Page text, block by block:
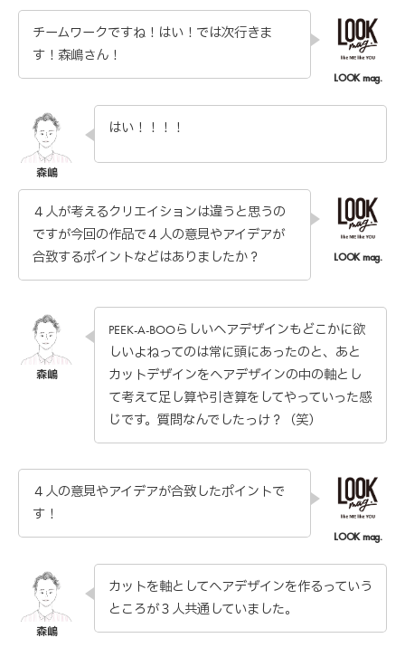
チームワークですね！はい！では次行きま
す！森嶋さん！
はい！！！！
４人が考えるクリエイションは違うと思うの
ですが今回の作品で４人の意見やアイデアが
合致するポイントなどはありましたか？
PEEK-A-BOOらしいヘアデザインもどこかに欲
しいよねってのは常に頭にあったのと、あと
カットデザインをヘアデザインの中の軸とし
て考えて足し算や引き算をしてやっていった感
じです。質問なんでしたっけ？（笑）
４人の意見やアイデアが合致したポイントで
す！
カットを軸としてヘアデザインを作るっていう
ところが３人共通していました。